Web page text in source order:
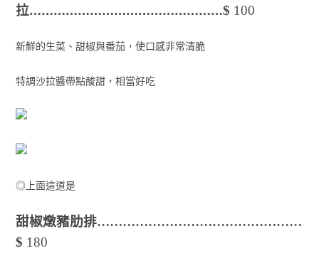
拉…………………………………………$ 100
新鮮的生菜、甜椒與番茄，使口感非常清脆
特調沙拉醬帶點酸甜，相當好吃
◎上面這道是
甜椒燉豬肋排…………………………………………
$ 180